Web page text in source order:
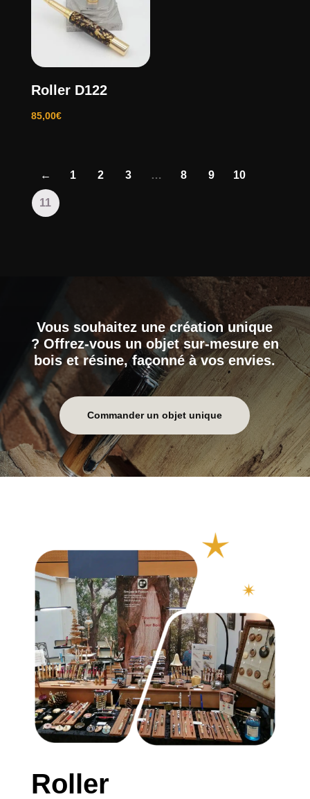
Roller D122
85,00€
← 1 2 3 … 8 9 10
11
Vous souhaitez une création unique
? Offrez-vous un objet sur-mesure en
bois et résine, façonné à vos envies.
Commander un objet unique
Roller